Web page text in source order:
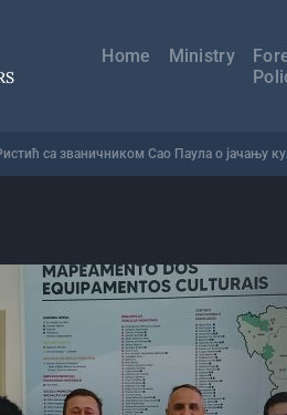
навигација
Home Ministry
са званичником Сао Паула о јачању